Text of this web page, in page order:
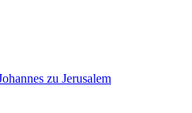
zu Jerusalem